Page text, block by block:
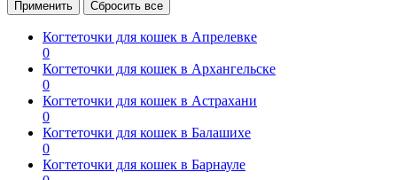
Когтеточки для кошек в Апрелевке
0
Когтеточки для кошек в Архангельске
0
Когтеточки для кошек в Астрахани
0
Когтеточки для кошек в Балашихе
0
Когтеточки для кошек в Барнауле